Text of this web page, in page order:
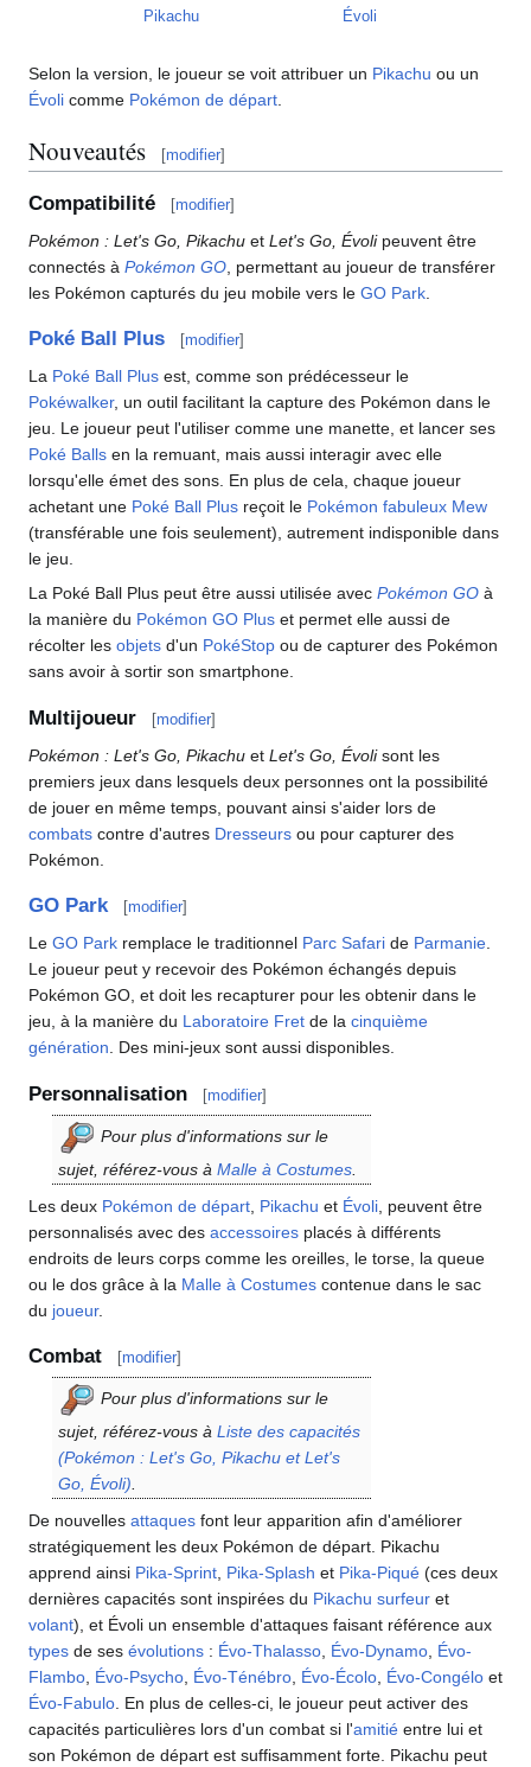
Pikachu Évoli
Selon la version, le joueur se voit attribuer un Pikachu ou un
Évoli comme Pokémon de départ.
Nouveautés [modifier]
Compatibilité [modifier]
Pokémon : Let's Go, Pikachu et Let's Go, Évolipeuvent être
connectés à Pokémon GO , permettant au joueur de transférer
les Pokémon capturés du jeu mobile vers le GO Park
Poké Ball Plus [modifier]
La Poké Ball Plus est, comme son prédécesseur le
Pokéwalker, un outil facilitant la capture des Pokémon dans le
jeu. Le joueur peut l'utiliser comme une manette, et lancer ses
Poké Balls en la remuant, mais aussi interagir avec elle
lorsqu'elle émet des sons. En plus de cela, chaque joueur
achetant une Poké Ball Plus reçoit le Pokémon fabuleux Mew
(transférable une fois seulement), autrement indisponible dans
le jeu.
La Poké Ball Plus peut être aussi utilisée avec Pokémon GO à
la manière du Pokémon GO Plus et permet elle aussi de
récolter les objets d'un PokéStop ou de capturer des Pokémon
sans avoir à sortir son smartphone.
Multijoueur [modifier]
Pokémon : Let's Go, Pikachu et Let's Go, Évolisont les
premiers jeux dans lesquels deux personnes ont la possibilité
de jouer en même temps, pouvant ainsi s'aider lors de
combats contre d'autres Dresseurs ou pour capturer des
Pokémon.
GO Park [modifier]
Le GO Park remplace le traditionnel Parc Safari de Parmanie.
Le joueur peut y recevoir des Pokémon échangés depuis
Pokémon GO, et doit les recapturer pour les obtenir dans le
jeu, à la manière du Laboratoire Fret de la cinquième
génération. Des mini-jeux sont aussi disponibles.
Personnalisation [modifier]
Pour plus d'informations sur le
sujet, référez-vous à Malle à Costumes
Les deux Pokémon de départ Pikachu et Évoli , peuvent être
personnalisés avec des accessoires placés à différents
endroits de leurs corps comme les oreilles, le torse, la queue
ou le dos grâce à la Malle à Costumes contenue dans le sac
du joueur.
Combat [modifier]
Pour plus d'informations sur le
sujet, référez-vous à Liste des capacités
(Pokémon : Let's Go, Pikachu et Let's
Go, Évoli).
De nouvelles attaques font leur apparition afin d'améliorer
stratégiquement les deux Pokémon de départ. Pikachu
apprend ainsi Pika-Sprint, Pika-Splash et Pika-Piqué (ces deux
dernières capacités sont inspirées du Pikachu surfeur et
volant), et Évoli un ensemble d'attaques faisant référence aux
types de ses évolutions : Évo-Thalasso, Évo-Dynamo, Évo-
Flambo, Évo-Psycho, Évo-Ténébro, Évo-Écolo, Évo-Congélo et
Évo-Fabulo. En plus de celles-ci, le joueur peut activer des
capacités particulières lors d'un combat si l'amitié entre lui et
son Pokémon de départ est suffisamment forte. Pikachu peut